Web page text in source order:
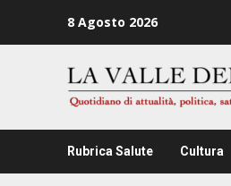
8 Agosto 2026
Rubrica Salute Cultura